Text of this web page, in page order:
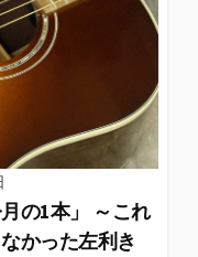
の1本」 ～これ
かった左利き